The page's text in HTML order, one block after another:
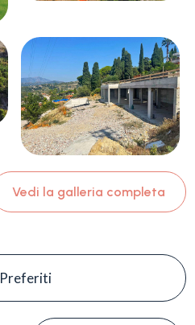
Vedi la galleria completa
Preferiti